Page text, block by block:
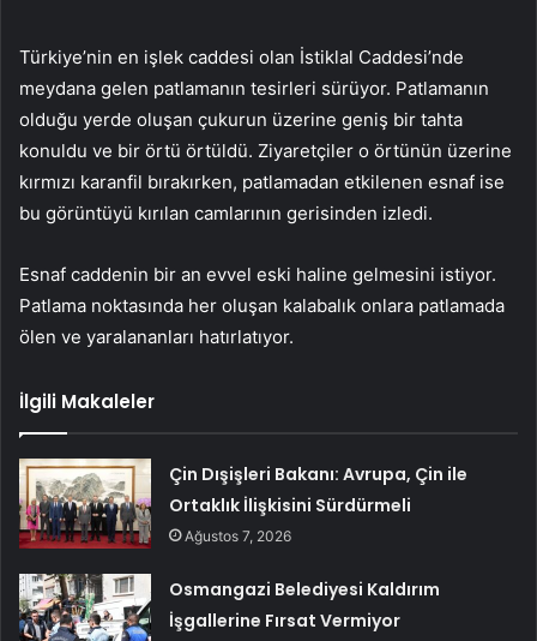
Türkiye’nin en işlek caddesi olan İstiklal Caddesi’nde
meydana gelen patlamanın tesirleri sürüyor. Patlamanın
olduğu yerde oluşan çukurun üzerine geniş bir tahta
konuldu ve bir örtü örtüldü. Ziyaretçiler o örtünün üzerine
kırmızı karanfil bırakırken, patlamadan etkilenen esnaf ise
bu görüntüyü kırılan camlarının gerisinden izledi.
Esnaf caddenin bir an evvel eski haline gelmesini istiyor.
Patlama noktasında her oluşan kalabalık onlara patlamada
ölen ve yaralananları hatırlatıyor.
İlgili Makaleler
Çin Dışişleri Bakanı: Avrupa, Çin ile
Ortaklık İlişkisini Sürdürmeli
Ağustos 7, 2026
Osmangazi Belediyesi Kaldırım
İşgallerine Fırsat Vermiyor